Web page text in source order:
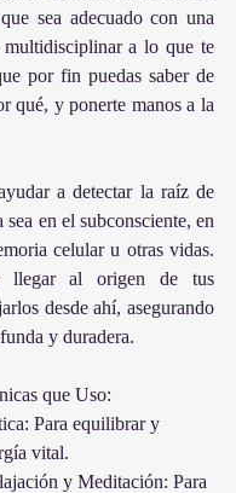
sea adecuado con una
a lo que te
por fin puedas saber de
qué, y ponerte manos a la
a detectar la raíz de
sea en el subconsciente, en
celular u otras vidas.
llegar al origen de tus
desde ahí, asegurando
y duradera.
que Uso:
Para equilibrar y
vital.
y Meditación: Para